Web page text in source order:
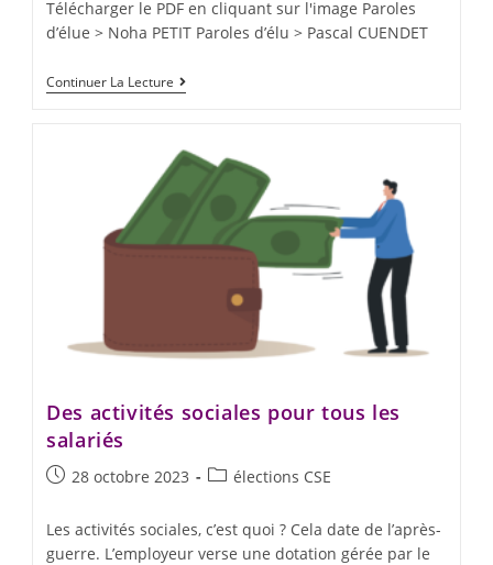
Télécharger le PDF en cliquant sur l'image Paroles
d’élue > Noha PETIT Paroles d’élu > Pascal CUENDET
Continuer La Lecture
Des activités sociales pour tous les
salariés
28 octobre 2023 élections CSE
Les activités sociales, c’est quoi ? Cela date de l’après-
guerre. L’employeur verse une dotation gérée par le